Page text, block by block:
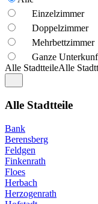
Einzelzimmer
Doppelzimmer
Mehrbettzimmer
Ganze
Alle StadtteileAlle
Alle Stadtteile
Bank
Berensberg
Feldgen
Finkenrath
Floes
Herbach
Herzogenrath